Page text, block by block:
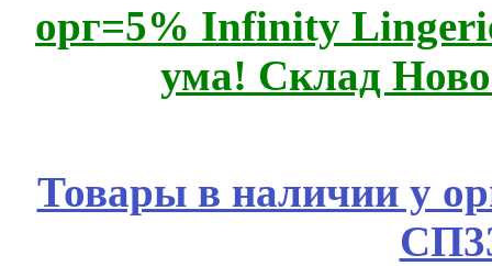
орг=5% Infinity
ума! Склад
Товары в наличии у